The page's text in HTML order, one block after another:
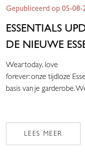
Gepubliceerd op 05-08-
ESSENTIALS
DE NIEUWE
Wear today, love
forever: onze tijdloze
basis van je garderobe.
LEES MEER